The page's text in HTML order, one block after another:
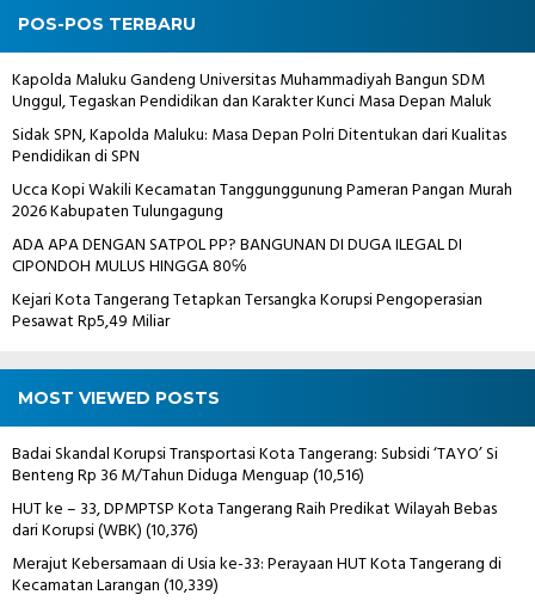
POS-POS TERBARU
Kapolda Maluku Gandeng Universitas Muhammadiyah Bangun SDM
Unggul, Tegaskan Pendidikan dan Karakter Kunci Masa Depan Maluk
Sidak SPN, Kapolda Maluku: Masa Depan Polri Ditentukan dari Kualitas
Pendidikan di SPN
Ucca Kopi Wakili Kecamatan Tanggunggunung Pameran Pangan Murah
2026 Kabupaten Tulungagung
ADA APA DENGAN SATPOL PP? BANGUNAN DI DUGA ILEGAL DI
CIPONDOH MULUS HINGGA 80℅
Kejari Kota Tangerang Tetapkan Tersangka Korupsi Pengoperasian
Pesawat Rp5,49 Miliar
MOST VIEWED POSTS
Badai Skandal Korupsi Transportasi Kota Tangerang: Subsidi ‘TAYO’ Si
Benteng Rp 36 M/Tahun Diduga Menguap(10,516)
HUT ke – 33, DPMPTSP Kota Tangerang Raih Predikat Wilayah Bebas
dari Korupsi (WBK)(10,376)
Merajut Kebersamaan di Usia ke-33: Perayaan HUT Kota Tangerang di
Kecamatan Larangan(10,339)